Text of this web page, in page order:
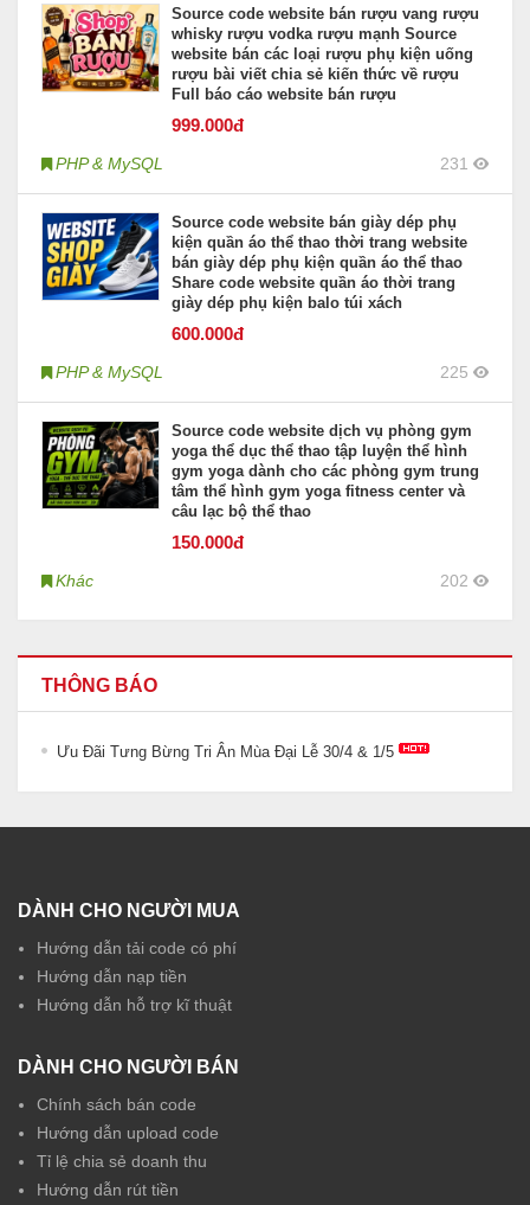
Source code website bán rượu vang rượu
whisky rượu vodka rượu mạnh Source
website bán các loại rượu phụ kiện uống
rượu bài viết chia sẻ kiến thức về rượu
Full báo cáo website bán rượu
999.000đ
PHP & MySQL 231
Source code website bán giày dép phụ
kiện quần áo thể thao thời trang website
bán giày dép phụ kiện quần áo thể thao
Share code website quần áo thời trang
giày dép phụ kiện balo túi xách
600.000đ
PHP & MySQL 225
Source code website dịch vụ phòng gym
yoga thể dục thể thao tập luyện thể hình
gym yoga dành cho các phòng gym trung
tâm thể hình gym yoga fitness center và
câu lạc bộ thể thao
150.000đ
Khác 202
THÔNG BÁO
Ưu Đãi Tưng Bừng Tri Ân Mùa Đại Lễ 30/4 & 1/5
DÀNH CHO NGƯỜI MUA
Hướng dẫn tải code có phí
Hướng dẫn nạp tiền
Hướng dẫn hỗ trợ kĩ thuật
DÀNH CHO NGƯỜI BÁN
Chính sách bán code
Hướng dẫn upload code
Tỉ lệ chia sẻ doanh thu
Hướng dẫn rút tiền